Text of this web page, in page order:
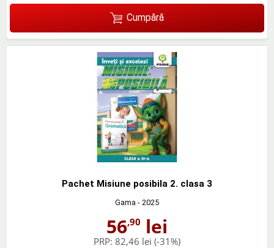
Cumpără
Pachet Misiune posibila 2. clasa 3
Gama - 2025
56,90 lei
PRP: 82,46 lei (-31%)